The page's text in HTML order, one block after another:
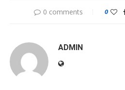
0 comments 0
ADMIN